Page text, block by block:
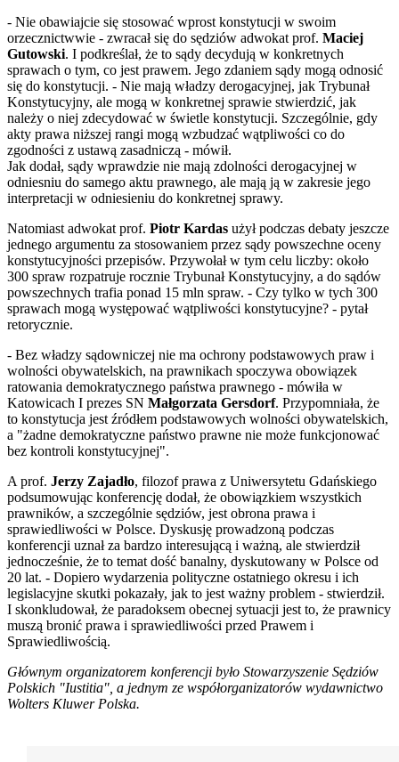
- Nie obawiajcie się stosować wprost konstytucji w swoim
orzecznictwwie - zwracał się do sędziów adwokat prof. Maciej
Gutowski. I podkreślał, że to sądy decydują w konkretnych
sprawach o tym, co jest prawem. Jego zdaniem sądy mogą odnosić
się do konstytucji. - Nie mają władzy derogacyjnej, jak Trybunał
Konstytucyjny, ale mogą w konkretnej sprawie stwierdzić, jak
należy o niej zdecydować w świetle konstytucji. Szczególnie, gdy
akty prawa niższej rangi mogą wzbudzać wątpliwości co do
zgodności z ustawą zasadniczą - mówił.
Jak dodał, sądy wprawdzie nie mają zdolności derogacyjnej w
odniesniu do samego aktu prawnego, ale mają ją w zakresie jego
interpretacji w odniesieniu do konkretnej sprawy.
Natomiast adwokat prof. Piotr Kardas użył podczas debaty jeszcze
jednego argumentu za stosowaniem przez sądy powszechne oceny
konstytucyjności przepisów. Przywołał w tym celu liczby: około
300 spraw rozpatruje rocznie Trybunał Konstytucyjny, a do sądów
powszechnych trafia ponad 15 mln spraw. - Czy tylko w tych 300
sprawach mogą występować wątpliwości konstytucyjne? - pytał
retorycznie.
- Bez władzy sądowniczej nie ma ochrony podstawowych praw i
wolności obywatelskich, na prawnikach spoczywa obowiązek
ratowania demokratycznego państwa prawnego - mówiła w
Katowicach I prezes SN Małgorzata Gersdorf. Przypomniała, że
to konstytucja jest źródłem podstawowych wolności obywatelskich,
a "żadne demokratyczne państwo prawne nie może funkcjonować
bez kontroli konstytucyjnej".
A prof. Jerzy Zajadło, filozof prawa z Uniwersytetu Gdańskiego
podsumowując konferencję dodał, że obowiązkiem wszystkich
prawników, a szczególnie sędziów, jest obrona prawa i
sprawiedliwości w Polsce. Dyskusję prowadzoną podczas
konferencji uznał za bardzo interesującą i ważną, ale stwierdził
jednocześnie, że to temat dość banalny, dyskutowany w Polsce od
20 lat. - Dopiero wydarzenia polityczne ostatniego okresu i ich
legislacyjne skutki pokazały, jak to jest ważny problem - stwierdził.
I skonkludował, że paradoksem obecnej sytuacji jest to, że prawnicy
muszą bronić prawa i sprawiedliwości przed Prawem i
Sprawiedliwością.
Głównym organizatorem konferencji było Stowarzyszenie Sędziów
Polskich "Iustitia", a jednym ze współorganizatorów wydawnictwo
Wolters Kluwer Polska.